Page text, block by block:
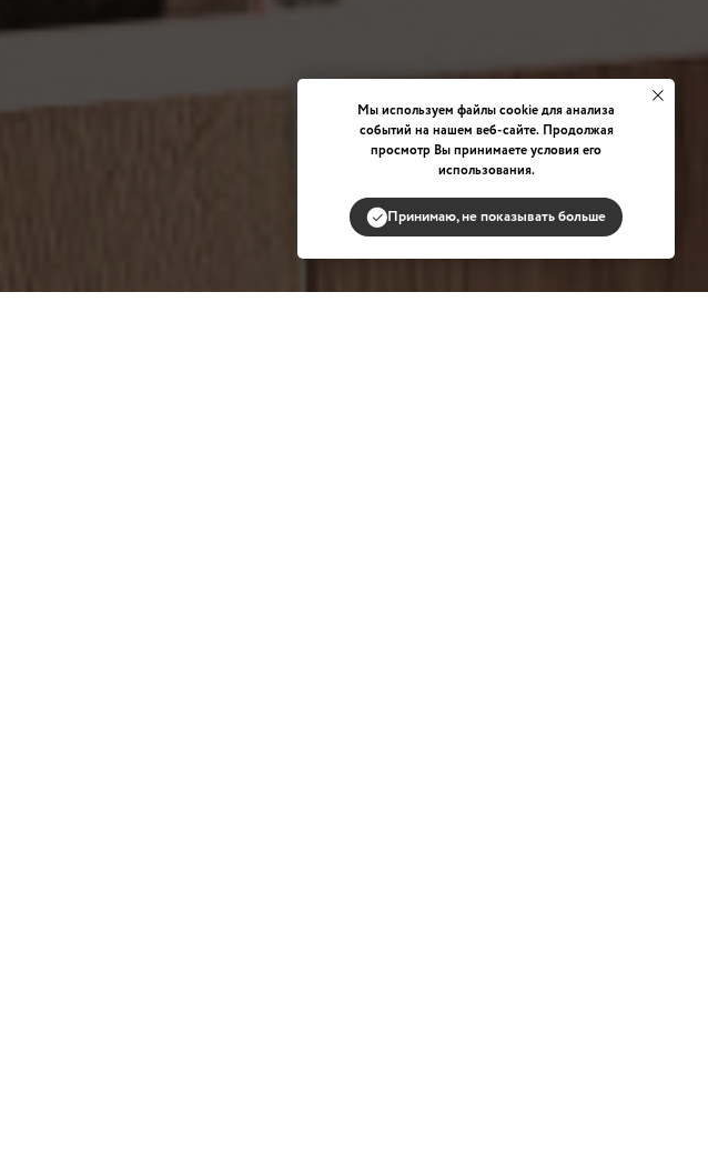
Мы используем файлы cookie для анализа
событий на нашем веб-сайте. Продолжая
просмотр Вы принимаете условия его
использования.
Принимаю, не показывать больше